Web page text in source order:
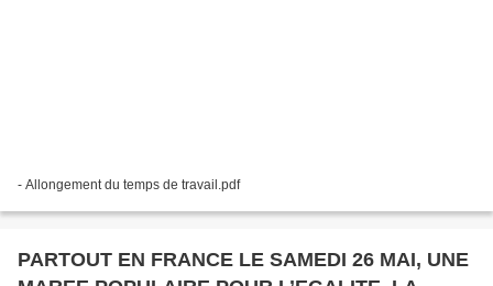
- Allongement du temps de travail.pdf
PARTOUT EN FRANCE LE SAMEDI 26 MAI, UNE